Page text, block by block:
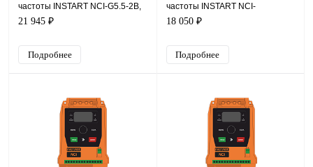
частоты INSTART NCI-G5.5-2B,
220В, 5,5кВт, 25А
21 945 ₽
Подробнее
частоты INSTART NCI-
G5.5/P7.5-4B, 380В, 5,5кВт, 13А
18 050 ₽
Подробнее